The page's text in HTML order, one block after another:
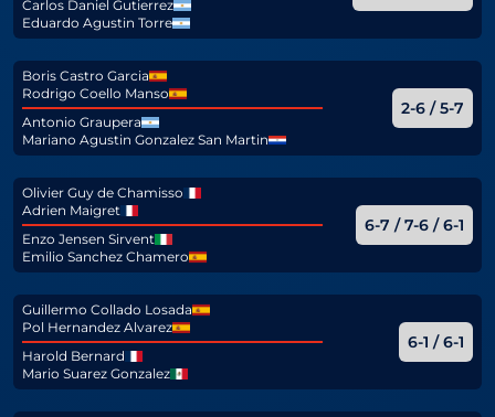
Carlos Daniel Gutierrez
Eduardo Agustin Torre
Boris Castro Garcia
Rodrigo Coello Manso
Antonio Graupera
Mariano Agustin Gonzalez San Martin
2-6 / 5-7
Olivier Guy de Chamisso
Adrien Maigret
Enzo Jensen Sirvent
Emilio Sanchez Chamero
6-7 / 7-6 / 6-1
Guillermo Collado Losada
Pol Hernandez Alvarez
Harold Bernard
Mario Suarez Gonzalez
6-1 / 6-1